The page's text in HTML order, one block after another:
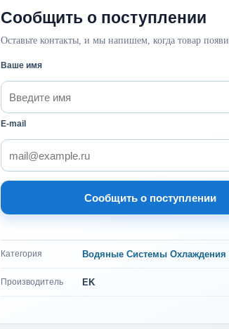
Сообщить о поступлении
Оставьте контакты, и мы напишем, когда товар
Ваше имя
E-mail
Сообщить о поступлении
Категория Водяные Системы
Производитель EK